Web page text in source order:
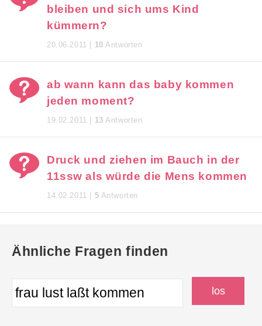
bleiben und sich ums Kind
kümmern?
20.06.2011 | 10 Antworten
ab wann kann das baby kommen
jeden moment?
19.02.2011 | 13 Antworten
Druck und ziehen im Bauch in der
11ssw als würde die Mens kommen
14.02.2011 | 5 Antworten
Ähnliche Fragen finden